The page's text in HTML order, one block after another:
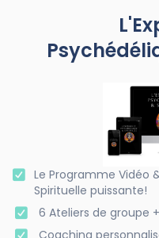
Le Programme Vidéo
Spirituelle puissante!
6 Ateliers de groupe
Coaching